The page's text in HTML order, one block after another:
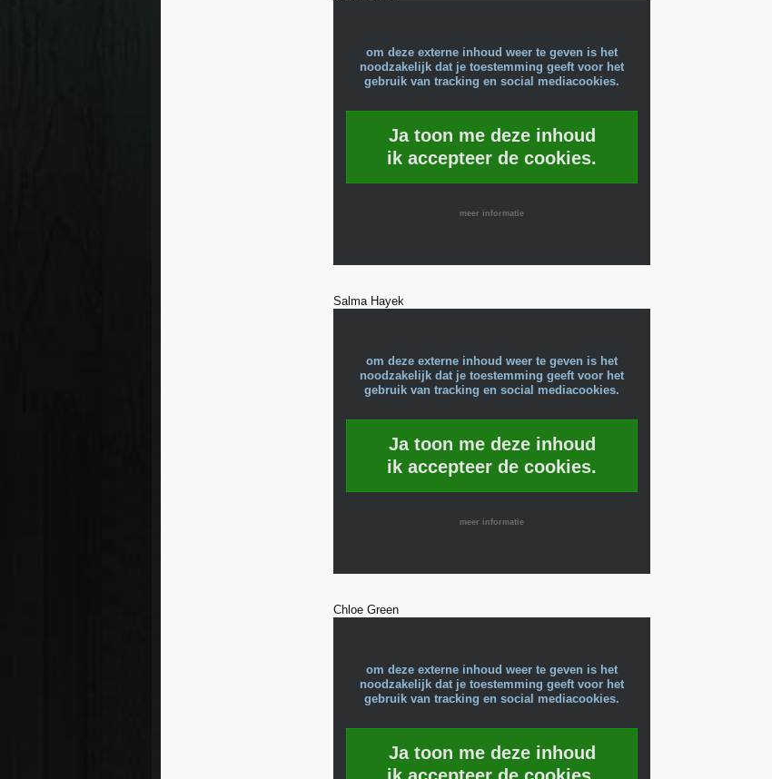
om deze externe inhoud weer te geven is het
noodzakelijk dat je toestemming geeft voor het
gebruik van tracking en social mediacookies.
Ja toon me deze inhoud
ik accepteer de cookies.
meer informatie
Salma Hayek
om deze externe inhoud weer te geven is het
noodzakelijk dat je toestemming geeft voor het
gebruik van tracking en social mediacookies.
Ja toon me deze inhoud
ik accepteer de cookies.
meer informatie
Chloe Green
om deze externe inhoud weer te geven is het
noodzakelijk dat je toestemming geeft voor het
gebruik van tracking en social mediacookies.
Ja toon me deze inhoud